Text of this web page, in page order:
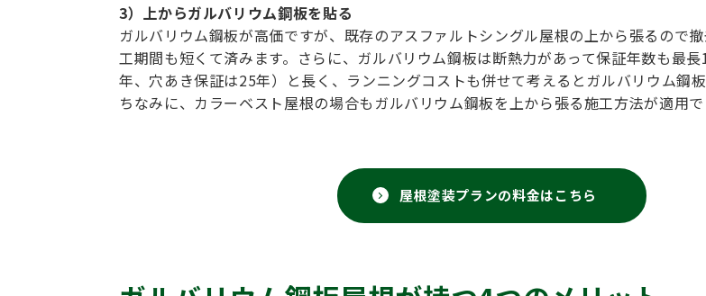
3）上からガルバリウム鋼板を貼る
ガルバリウム鋼板が高価ですが、既存のアスファルトシングル屋根の上から張るので
工期間も短くて済みます。さらに、ガルバリウム鋼板は断熱力があって保証年数も最
年、穴あき保証は25年）と長く、ランニングコストも併せて考えるとガルバリウム鋼板
ちなみに、カラーベスト屋根の場合もガルバリウム鋼板を上から張る施工方法が適用で
屋根塗装プランの料金はこちら